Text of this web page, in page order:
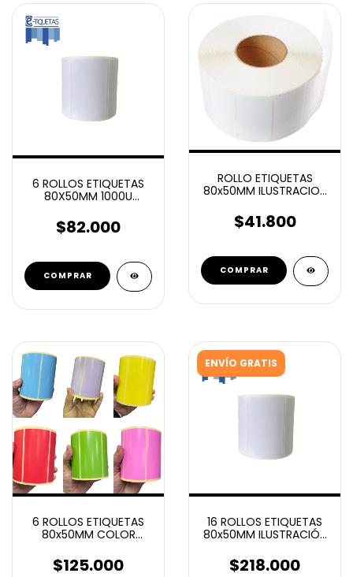
6 ROLLOS ETIQUETAS
80X50MM 1000U
ILUSTRACIÓN
$82.000
ROLLO ETIQUETAS
80x50MM ILUSTRACION
BUJE 76MM
$41.800
6 ROLLOS ETIQUETAS
80x50MM COLOR
AUTOADHESIVAS 1000U
$125.000
ENVÍO GRATIS
16 ROLLOS ETIQUETAS
80x50MM ILUSTRACIÓN
$218.000